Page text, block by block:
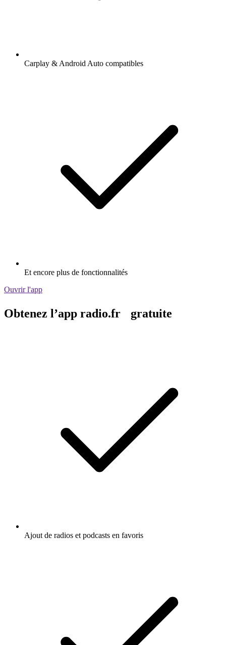
Carplay & Android Auto compatibles
Et encore plus de fonctionnalités
Ouvrir l'app
Obtenez l’app radio.fr gratuite
Ajout de radios et podcasts en favoris